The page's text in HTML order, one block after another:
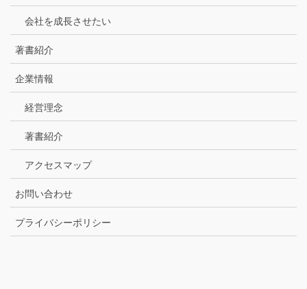
会社を成長させたい
著書紹介
企業情報
経営理念
著書紹介
アクセスマップ
お問い合わせ
プライバシーポリシー